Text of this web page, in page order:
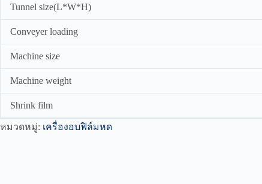
Tunnel size(L*W*H)
Conveyer loading
Machine size
Machine weight
Shrink film
หมวดหมู่: เครื่องอบฟิล์มหด